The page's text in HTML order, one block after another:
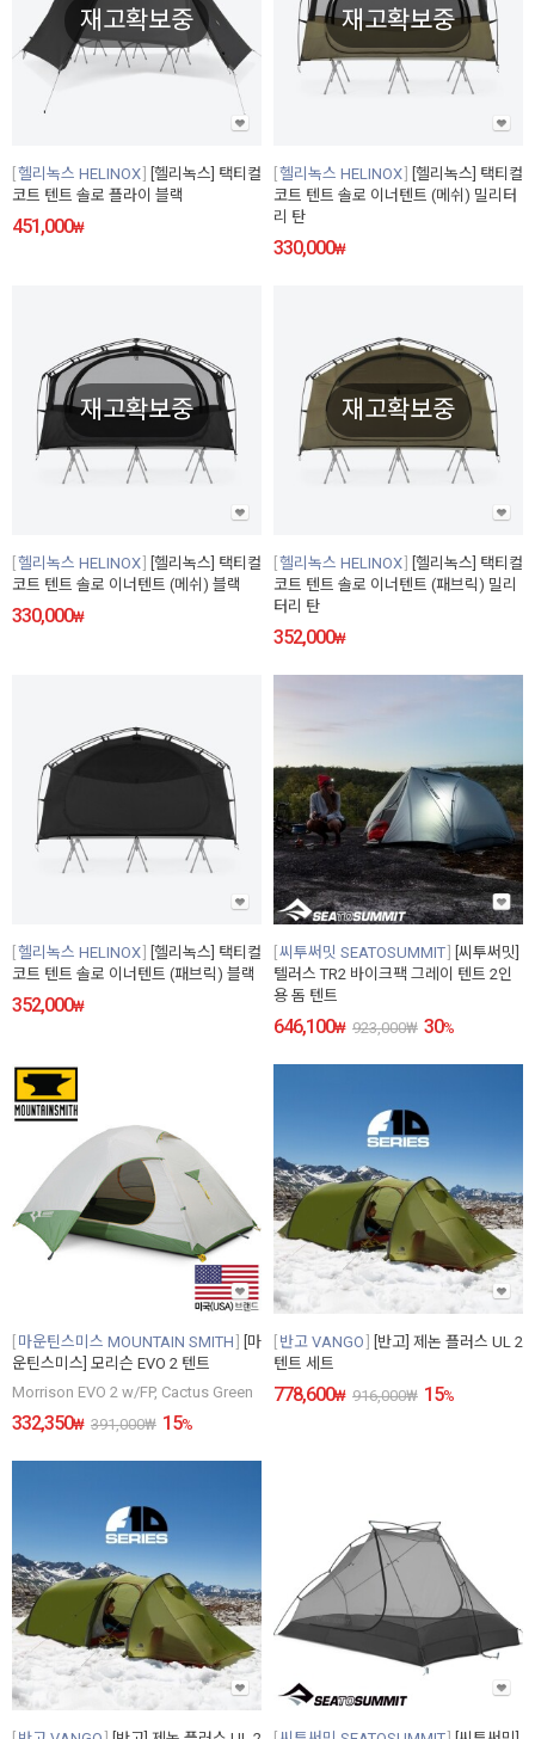
재고확보중
헬리녹스 HELINOX
[헬리녹스] 택티컬
코트 텐트 솔로 플라이 블랙
451,000₩
재고확보중
헬리녹스 HELINOX
[헬리녹스] 택티컬
코트 텐트 솔로 이너텐트 (메쉬) 밀리터
리 탄
330,000₩
재고확보중
헬리녹스 HELINOX
[헬리녹스] 택티컬
코트 텐트 솔로 이너텐트 (메쉬) 블랙
330,000₩
재고확보중
헬리녹스 HELINOX
[헬리녹스] 택티컬
코트 텐트 솔로 이너텐트 (패브릭) 밀리
터리 탄
352,000₩
헬리녹스 HELINOX
[헬리녹스] 택티컬
코트 텐트 솔로 이너텐트 (패브릭) 블랙
352,000₩
씨투써밋 SEATOSUMMIT
[씨투써밋]
텔러스 TR2 바이크팩 그레이 텐트 2인
용 돔 텐트
646,100₩ 923,000₩ 30%
마운틴스미스 MOUNTAIN SMITH
[마
운틴스미스] 모리슨 EVO 2 텐트
Morrison EVO 2 w/FP, Cactus Green
332,350₩ 391,000₩ 15%
반고 VANGO
[반고] 제논 플러스 UL 2
텐트 세트
778,600₩ 916,000₩ 15%